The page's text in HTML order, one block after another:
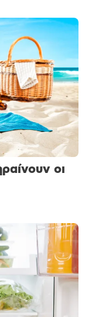
οι